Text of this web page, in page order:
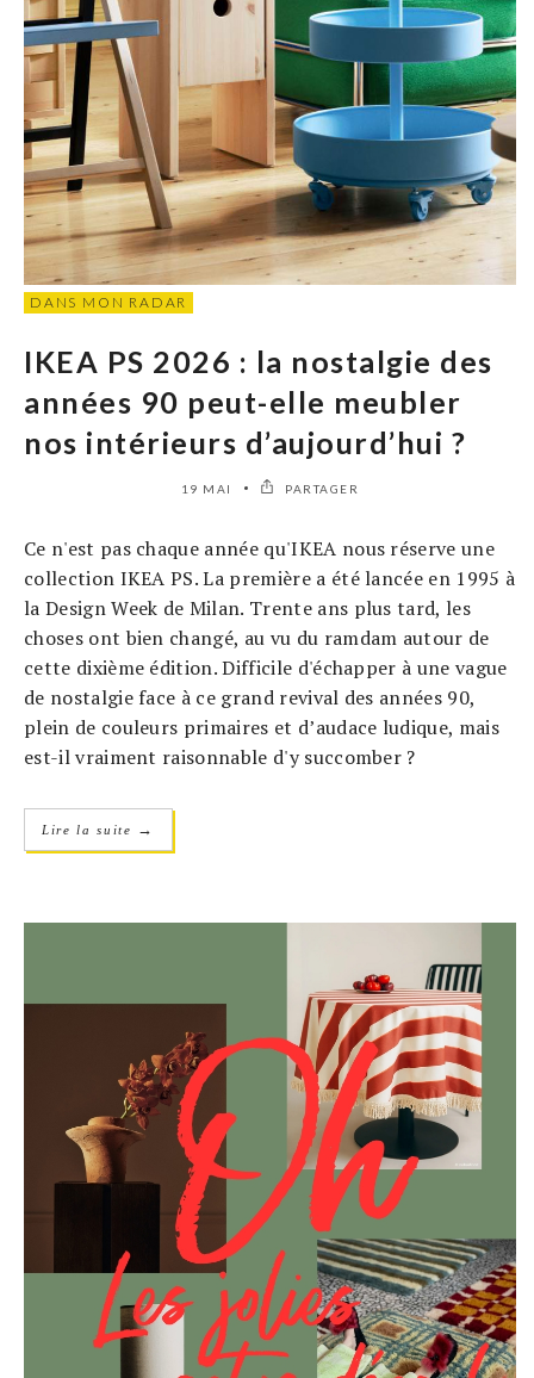
DANS MON RADAR
IKEA PS 2026 : la nostalgie des
années 90 peut-elle meubler
nos intérieurs d’aujourd’hui ?
19 MAI PARTAGER
Ce n'est pas chaque année qu'IKEA nous réserve une
collection IKEA PS. La première a été lancée en 1995 à
la Design Week de Milan. Trente ans plus tard, les
choses ont bien changé, au vu du ramdam autour de
cette dixième édition. Difficile d'échapper à une vague
de nostalgie face à ce grand revival des années 90,
plein de couleurs primaires et d’audace ludique, mais
est-il vraiment raisonnable d'y succomber ?
Lire la suite →